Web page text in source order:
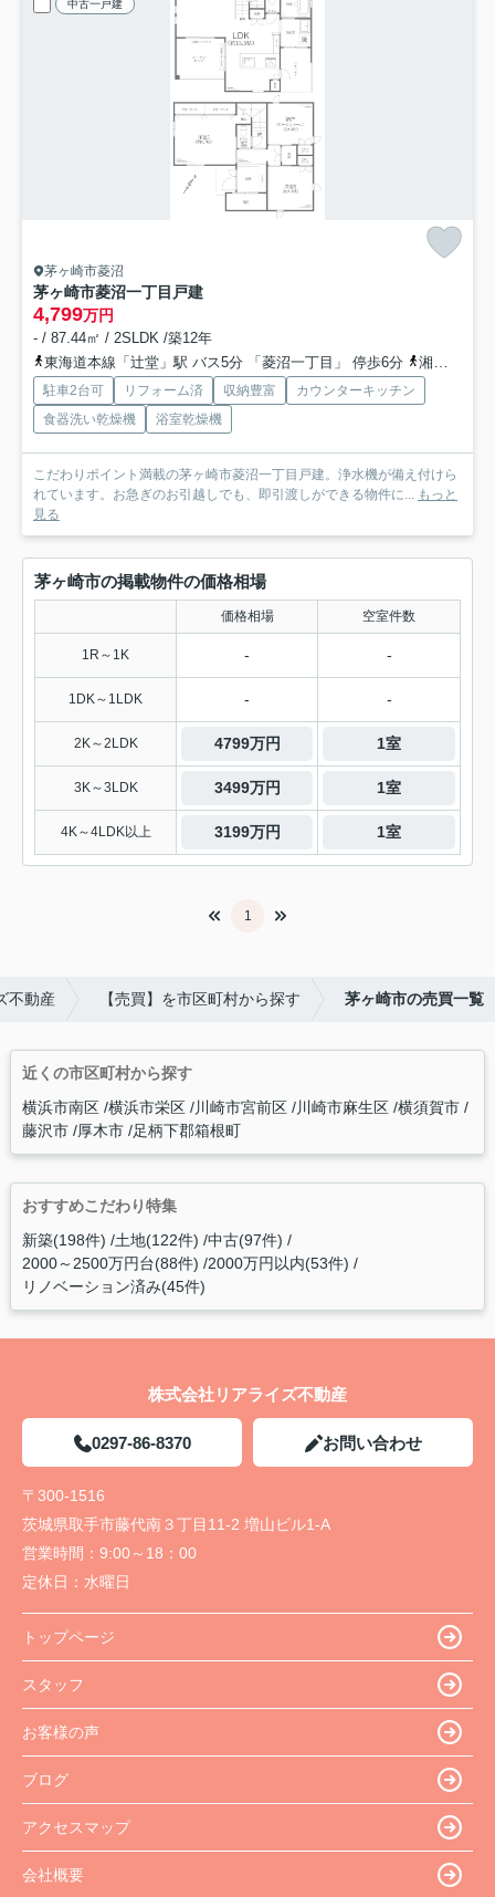
中古一戸建
茅ヶ崎市菱沼
茅ヶ崎市菱沼一丁目戸建
4,799万円
- / 87.44㎡ / 2SLDK /築12年
東海道本線「辻堂」駅 バス5分 「菱沼一丁目」 停歩6分
湘南新宿ライン高海「辻堂」駅 バス5分 「菱沼一丁目」 停歩6分
駐車2台可 リフォーム済 収納豊富
カウンターキッチン
食器洗い乾燥機
浴室乾燥機
こだわりポイント満載の茅ヶ崎市菱沼一丁目戸建。浄水機が備え付けら
れています。お急ぎのお引越しでも、即引渡しができる物件に... もっと
見る
茅ヶ崎市の掲載物件の価格相場
価格相場 空室件数
1R～1K - -
1DK～1LDK - -
2K～2LDK 4799万円 1室
3K～3LDK 3499万円 1室
4K～4LDK以上 3199万円 1室
1
不動産 【売買】を市区町村から探す 茅ヶ崎市の売買一覧
近くの市区町村から探す
横浜市南区 横浜市栄区 川崎市宮前区 川崎市麻生区 横須賀市
藤沢市 厚木市 足柄下郡箱根町
おすすめこだわり特集
新築(198件) 土地(122件) 中古(97件)
2000～2500万円台(88件) 2000万円以内(53件)
リノベーション済み(45件)
株式会社リアライズ不動産
0297-86-8370 お問い合わせ
〒300-1516
茨城県取手市藤代南３丁目11-2 増山ビル1-A
営業時間： 9:00～18：00
定休日： 水曜日
トップページ
スタッフ
お客様の声
ブログ
アクセスマップ
会社概要